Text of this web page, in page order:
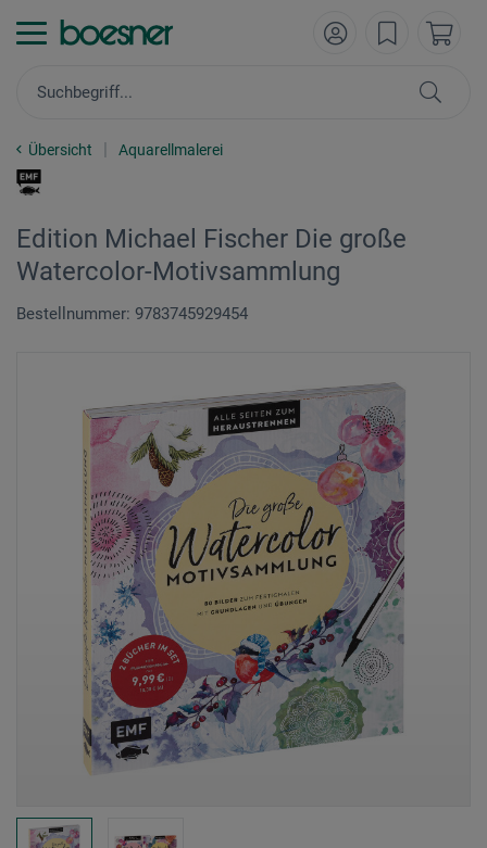
Übersicht Aquarellmalerei
Edition Michael Fischer Die große
Watercolor-Motivsammlung
Bestellnummer: 9783745929454